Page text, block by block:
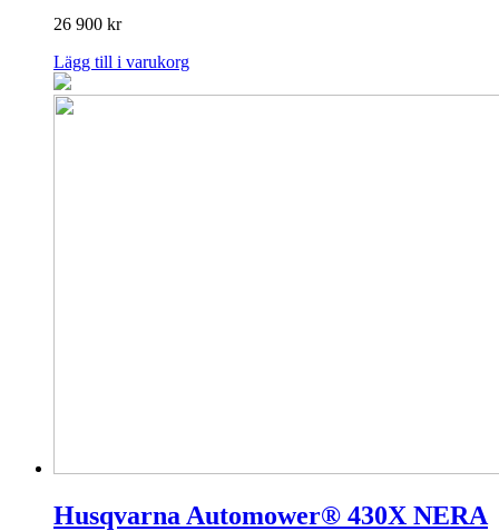
26 900 kr
Lägg till i varukorg
Husqvarna Automower® 430X NERA